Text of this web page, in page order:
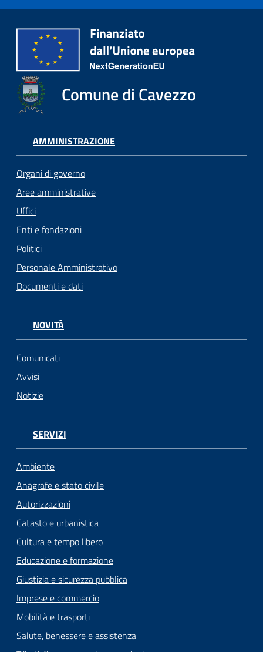
Comune di Cavezzo
AMMINISTRAZIONE
Organi di governo
Aree amministrative
Uffici
Enti e fondazioni
Politici
Personale Amministrativo
Documenti e dati
NOVITÀ
Comunicati
Avvisi
Notizie
SERVIZI
Ambiente
Anagrafe e stato civile
Autorizzazioni
Catasto e urbanistica
Cultura e tempo libero
Educazione e formazione
Giustizia e sicurezza pubblica
Imprese e commercio
Mobilità e trasporti
Salute, benessere e assistenza